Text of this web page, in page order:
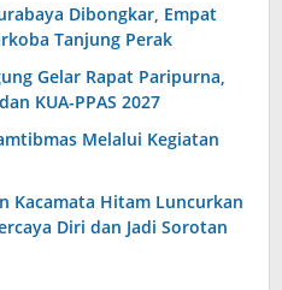
Dibongkar, Empat
Tanjung Perak
Gelar Rapat Paripurna,
KUA-PPAS 2027
Melalui Kegiatan
Kacamata Hitam Luncurkan
Diri dan Jadi Sorotan